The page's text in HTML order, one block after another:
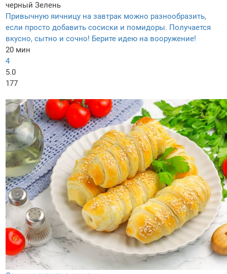
черный Зелень
Привычную яичницу на завтрак можно разнообразить,
если просто добавить сосиски и помидоры. Получается
вкусно, сытно и сочно! Берите идею на вооружение!
20 мин
4
5.0
177